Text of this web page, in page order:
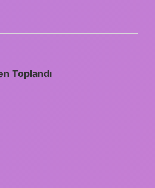
Toplandı